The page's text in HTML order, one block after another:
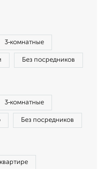
3‑комнатные
Без посредников
3‑комнатные
Без посредников